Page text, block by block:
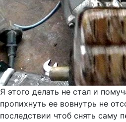
Я этого делать не стал и
пропихнуть ее вовнутрь не
последствии чтоб снять саму